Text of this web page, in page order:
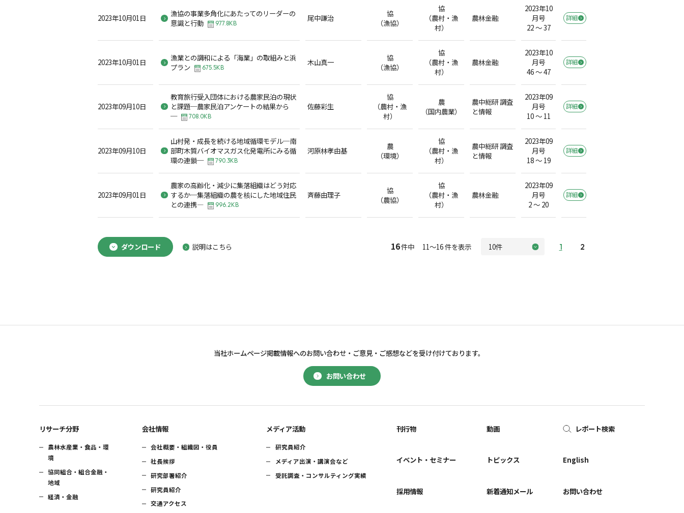
2023年10月01日
漁協の事業多角化にあたってのリーダーの
意識と行動
977.8KB
尾中謙治
協
（漁協）
協
（農村・漁
村）
農林金融
2023年10
月号
22 ～ 37
詳細
2023年10月01日
漁業との調和による「海業」の取組みと浜
プラン
675.5KB
木山真一
協
（漁協）
協
（農村・漁
村）
農林金融
2023年10
月号
46 ～ 47
詳細
2023年09月10日
教育旅行受入団体における農家民泊の現状
と課題─農家民泊アンケートの結果から
─
708.0KB
佐藤彩生
協
（農村・漁
村）
農
（国内農業）
農中総研 調査
と情報
2023年09
月号
10 ～ 11
詳細
2023年09月10日
山村発・成長を続ける地域循環モデル─南
部町木質バイオマスガス化発電所にみる循
環の連鎖─
790.3KB
河原林孝由基
農
（環境）
協
（農村・漁
村）
農中総研 調査
と情報
2023年09
月号
18 ～ 19
詳細
2023年09月01日
農家の高齢化・減少に集落組織はどう対応
するか─集落組織の農を核にした地域住民
との連携―
996.2KB
斉藤由理子
協
（農協）
協
（農村・漁
村）
農林金融
2023年09
月号
2 ～ 20
詳細
ダウンロード 説明はこちら 16件中 11～16 件を表示 1 2
お問い合わせ
当社ホームページ掲載情報へのお問い合わせ・ ご意見・ご感想などを受け付けております。
リサーチ分野
農林水産業・食品・環
境
協同組合・組合金融・
地域
経済・金融
会社情報
会社概要・組織図・役員
社長挨拶
研究部署紹介
研究員紹介
交通アクセス
メディア活動
研究員紹介
メディア出演・講演会など
受託調査・コンサルティング実績
刊行物
イベント・セミナー
採用情報
動画
トピックス
新着通知メール
レポート検索
English
お問い合わせ